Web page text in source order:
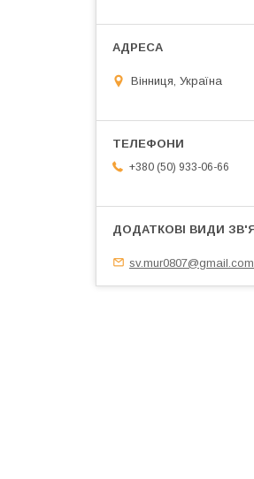
Вінниця, Україна
+380 (50) 933-06-66
sv.mur0807@gmail.com